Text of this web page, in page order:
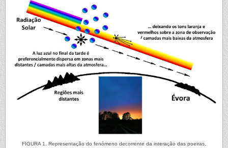
FIGURA 1. Representação do fenómeno decorrente da interação das poeiras,